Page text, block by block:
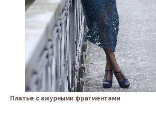
Платье с ажурными фрагментами